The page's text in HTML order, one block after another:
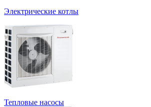
Электрические котлы
Тепловые насосы